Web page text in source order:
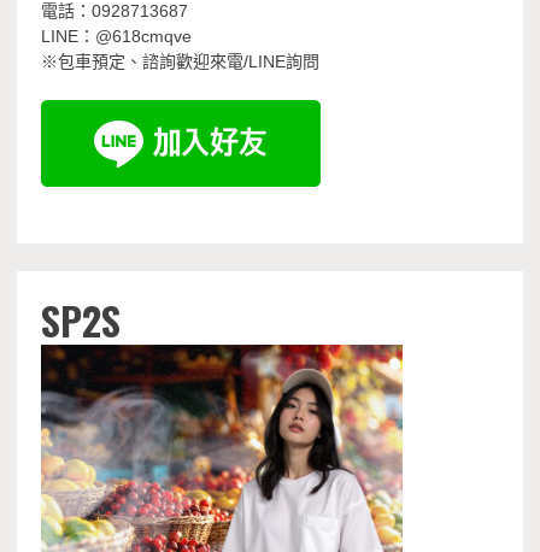
電話：0928713687
LINE：@618cmqve
※包車預定、諮詢歡迎來電/LINE詢問
SP2S